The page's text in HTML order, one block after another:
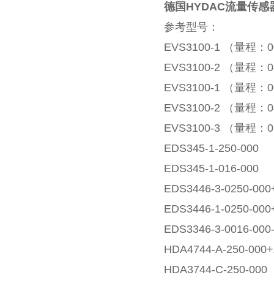
德国HYDAC流量传感
参考型号：
EVS3100-1 （量程：
EVS3100-2 （量程：
EVS3100-1 （量程：
EVS3100-2 （量程：
EVS3100-3 （量程：
EDS345-1-250-000
EDS345-1-016-000
EDS3446-3-0250-
EDS3446-1-0250-
EDS3346-3-0016-
HDA4744-A-250-
HDA3744-C-250-000